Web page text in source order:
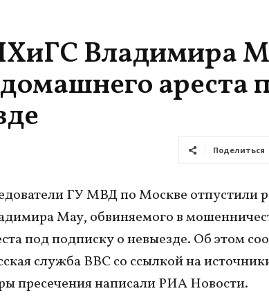
Владимира
ареста
Поделиться
ГУ МВД по Москве отпустили
Мау, обвиняемого в
под подписку о невыезде. Об этом
служба ВВС со ссылкой на
пресечения написали РИА Новости.